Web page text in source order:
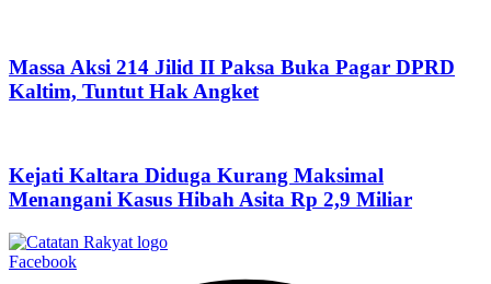
Massa Aksi 214 Jilid II Paksa Buka Pagar DPRD
Kaltim, Tuntut Hak Angket
Kejati Kaltara Diduga Kurang Maksimal
Menangani Kasus Hibah Asita Rp 2,9 Miliar
Facebook